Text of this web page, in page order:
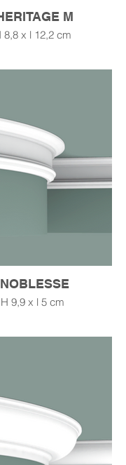
M
8,8 x l 12,2 cm
9,9 x l 5 cm